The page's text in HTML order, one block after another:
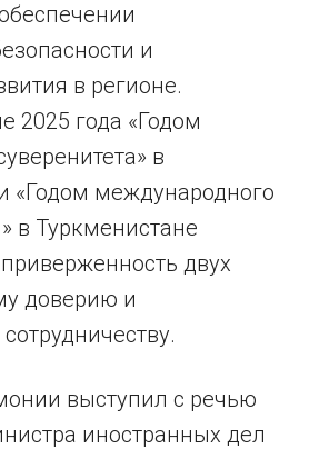
и
в регионе.
2025 года «Годом
в
«Годом международного
в Туркменистане
двух
доверию и
выступил с речью
иностранных дел